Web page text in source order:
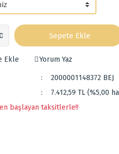
Sepete Ekle
Yorum Yaz
2000001148372 BEJ
7.412,59 TL (%5,00
başlayan taksitlerle!!